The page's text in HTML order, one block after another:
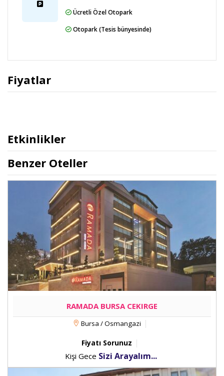
Ücretli Özel Otopark
Otopark (Tesis bünyesinde)
Fiyatlar
Etkinlikler
Benzer Oteller
RAMADA BURSA CEKIRGE
Bursa / Osmangazi
Fiyatı Sorunuz
Kişi Gece Sizi Arayalım...